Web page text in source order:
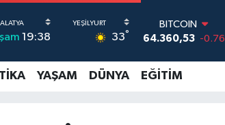
19:38 33°
BITCOIN
64.360,53 -0.76
47,7069
EURO
YAŞAM DÜNYA EĞITIM